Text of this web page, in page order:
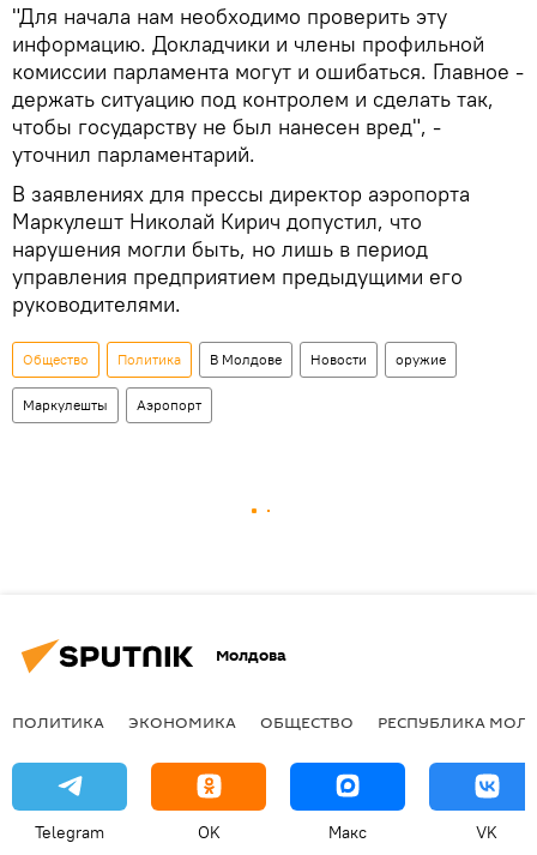
"Для начала нам необходимо проверить эту
информацию. Докладчики и члены профильной
комиссии парламента могут и ошибаться. Главное -
держать ситуацию под контролем и сделать так,
чтобы государству не был нанесен вред", -
уточнил парламентарий.
В заявлениях для прессы директор аэропорта
Маркулешт Николай Кирич допустил, что
нарушения могли быть, но лишь в период
управления предприятием предыдущими его
руководителями.
Общество Политика В Молдове Новости оружие
Маркулешты Аэропорт
Молдова
ПОЛИТИКА ЭКОНОМИКА ОБЩЕСТВО РЕСПУБЛИКА
Telegram OK Макс VK